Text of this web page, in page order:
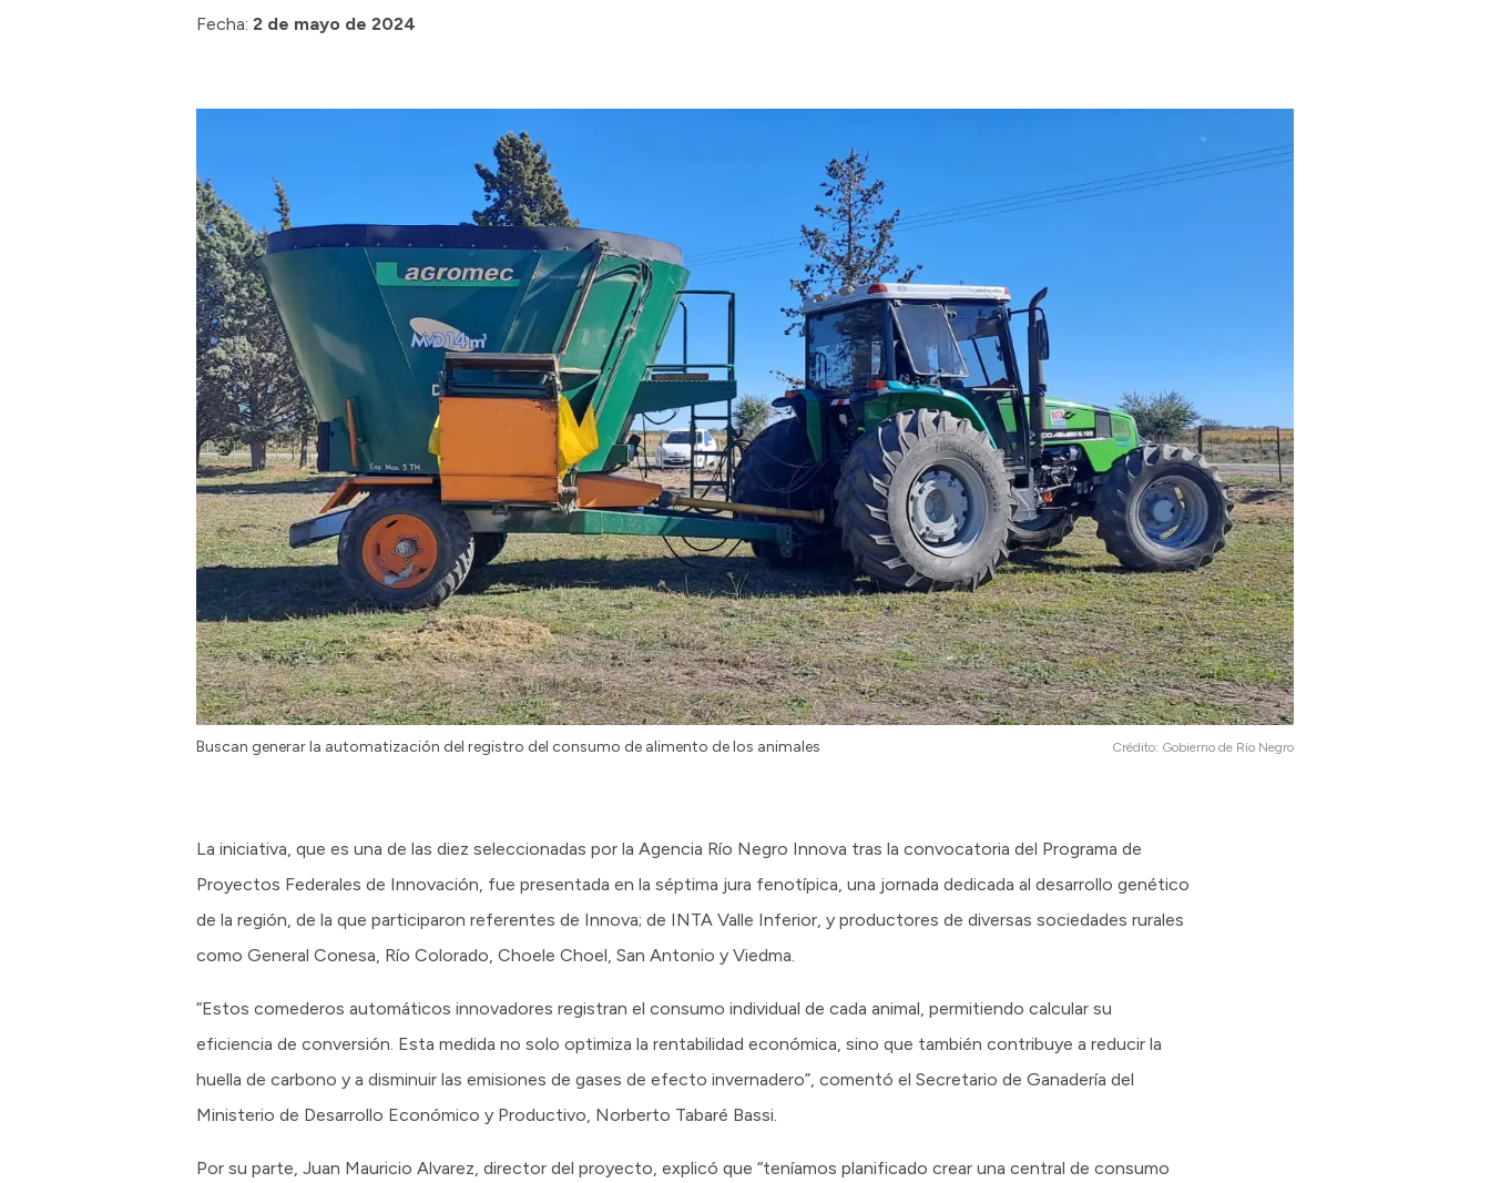
Fecha: 2 de mayo de 2024
Buscan generar la automatización del registro del consumo de alimento de los animales Crédito: Gobierno de Río Negro
La iniciativa, que es una de las diez seleccionadas por la Agencia Río Negro Innova tras la convocatoria del Programa de
Proyectos Federales de Innovación, fue presentada en la séptima jura fenotípica, una jornada dedicada al desarrollo genético
de la región, de la que participaron referentes de Innova; de INTA Valle Inferior, y productores de diversas sociedades rurales
como General Conesa, Río Colorado, Choele Choel, San Antonio y Viedma.
“Estos comederos automáticos innovadores registran el consumo individual de cada animal, permitiendo calcular su
eficiencia de conversión. Esta medida no solo optimiza la rentabilidad económica, sino que también contribuye a reducir la
huella de carbono y a disminuir las emisiones de gases de efecto invernadero”, comentó el Secretario de Ganadería del
Ministerio de Desarrollo Económico y Productivo, Norberto Tabaré Bassi.
Por su parte, Juan Mauricio Alvarez, director del proyecto, explicó que “teníamos planificado crear una central de consumo